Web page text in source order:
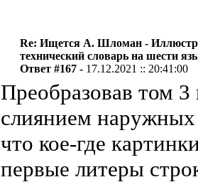
Re: Ищется А. Шломан -
технический словарь на шести
Ответ #167 - 17.12.2021 :: 20:41:00
Преобразовав том
слиянием наружных
что кое-где
первые литеры